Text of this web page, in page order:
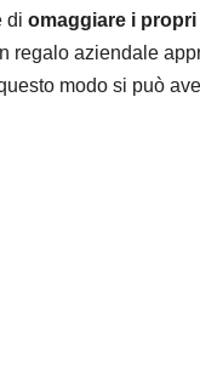
di omaggiare i
regalo aziendale
modo si può